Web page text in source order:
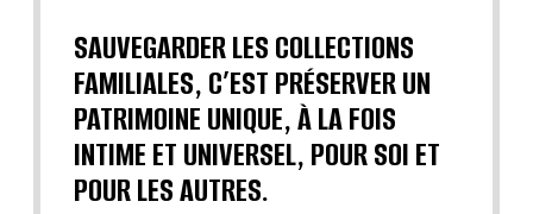
SAUVEGARDER LES COLLECTIONS
FAMILIALES, C’EST PRÉSERVER UN
PATRIMOINE UNIQUE, À LA FOIS
INTIME ET UNIVERSEL, POUR SOI ET
POUR LES AUTRES.